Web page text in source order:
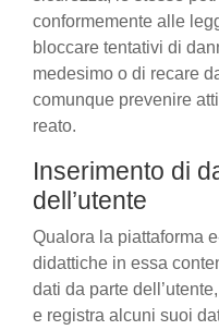
conformemente alle
bloccare tentativi di
medesimo o di recare
comunque prevenire
reato.
Inserimento di
dell’utente
Qualora la piattaforma
didattiche in essa
dati da parte
e registra alcuni suoi